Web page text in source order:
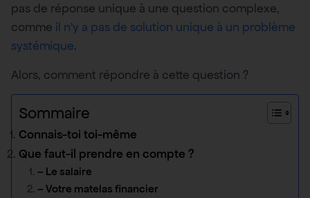
pas de réponse unique à une question complexe,
comme il n’y a pas de solution unique à un problème
systémique.
Alors, comment répondre à cette question ?
Sommaire
Connais-toi toi-même
Que faut-il prendre en compte ?
– Le salaire
– Votre matelas financier